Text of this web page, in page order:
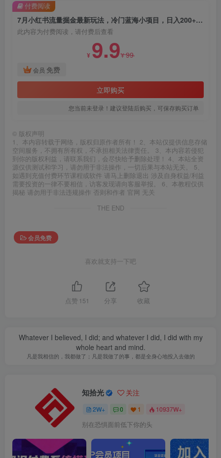
7月小红书流量掘金最新玩法，冷门蓝海小项目，日入200+【揭秘】
此内容为付费阅读，请付费后查看
¥ 9.9¥99
会员 免费
立即购买
您当前未登录！建议登陆后购买，可保存购买订单
付费阅读
© 版权声明
1、本内容转载于网络，版权归原作者所有！ 2、本站仅提供信息存储
空间服务，不拥有所有权，不承担相关法律责任。 3、本内容若侵犯
到你的版权利益，请联系我们，会尽快给予删除处理！ 4、本站全资
源仅供测试和学习，请勿用于非法操作，一切后果与本站无关。 5、
如遇到充值付费环节课程或软件 请马上删除退出 涉及自身权益/利益
需要投资的一律不要相信，访客发现请向客服举报。 6、本教程仅供
揭秘 请勿用于非法违规操作 否则和作者 官网 无关
THE END
会员免费
喜欢就支持一下吧
点赞 151 分享 收藏
Whatever I believed, I did; and whatever I did, I did with my
whole heart and mind.
凡是我相信的，我都做了；凡是我做了的事，都是全身心地投入去做的
知拾光 关注
2W+ 0 1 10937W+
别在恐惧面前低下你的头